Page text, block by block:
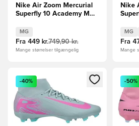
Nike Air Zoom Mercurial
Superfly 10 Academy MG
Orange/Turkis/Grøn
MG
Fra 449 kr.749,90 kr.
Mange størrelser tilgængelig
Nike
MG
Fra
Mange
Åbner en Modal til at logge ind eller
-40% -50%